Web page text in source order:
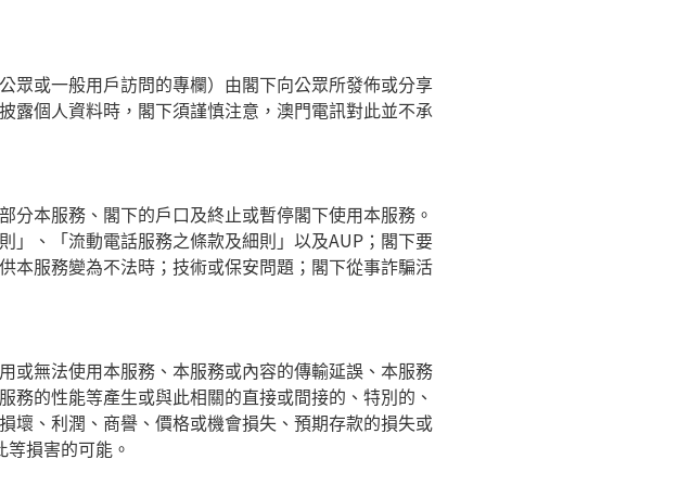
眾或一般用戶訪問的專欄）由閣下向公眾所發佈或分享
露個人資料時，閣下須謹慎注意，澳門電訊對此並不承
本服務、閣下的戶口及終止或暫停閣下使用本服務。
」、「流動電話服務之條款及細則」以及AUP ；閣下要
本服務變為不法時；技術或保安問題；閣下從事詐騙活
或無法使用本服務、本服務或內容的傳輸延誤、本服務
務的性能等產生或與此相關的直接或間接的、特別的、
壞、利潤、商譽、價格或機會損失、預期存款的損失或
等損害的可能。